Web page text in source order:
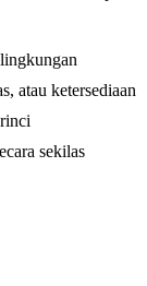
atau ketersediaan
sekilas